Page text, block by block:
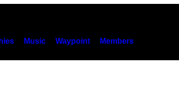
Music Waypoint Members